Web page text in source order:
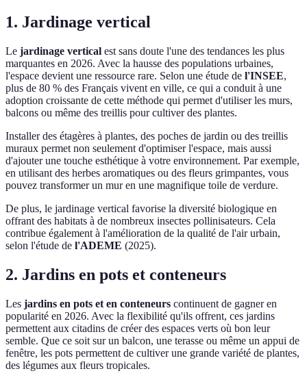
1. Jardinage vertical
Le jardinage vertical est sans doute l'une des tendances les plus
marquantes en 2026. Avec la hausse des populations urbaines,
l'espace devient une ressource rare. Selon une étude de l'INSEE,
plus de 80 % des Français vivent en ville, ce qui a conduit à une
adoption croissante de cette méthode qui permet d'utiliser les murs,
balcons ou même des treillis pour cultiver des plantes.
Installer des étagères à plantes, des poches de jardin ou des treillis
muraux permet non seulement d'optimiser l'espace, mais aussi
d'ajouter une touche esthétique à votre environnement. Par exemple,
en utilisant des herbes aromatiques ou des fleurs grimpantes, vous
pouvez transformer un mur en une magnifique toile de verdure.
De plus, le jardinage vertical favorise la diversité biologique en
offrant des habitats à de nombreux insectes pollinisateurs. Cela
contribue également à l'amélioration de la qualité de l'air urbain,
selon l'étude de l'ADEME (2025).
2. Jardins en pots et conteneurs
Les jardins en pots et en conteneurs continuent de gagner en
popularité en 2026. Avec la flexibilité qu'ils offrent, ces jardins
permettent aux citadins de créer des espaces verts où bon leur
semble. Que ce soit sur un balcon, une terasse ou même un appui de
fenêtre, les pots permettent de cultiver une grande variété de plantes,
des légumes aux fleurs tropicales.